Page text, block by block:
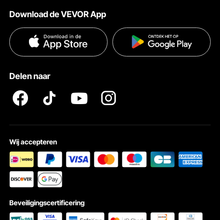
Minder Tijd Opladen
Onze draagbare autolader laadt uw voertuig sneller op dan andere
Hulp en veelgestelde vragen
Voorwaarden van de dienst
Privacybeleid
Download de VEVOR App
Delen naar
Wij accepteren
Beveiligingscertificering